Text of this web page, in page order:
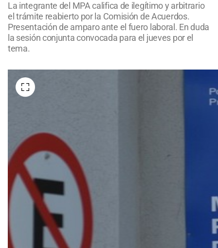
La integrante del MPA califica de ilegítimo y arbitrario
el trámite reabierto por la Comisión de Acuerdos.
Presentación de amparo ante el fuero laboral. En duda
la sesión conjunta convocada para el jueves por el
tema.